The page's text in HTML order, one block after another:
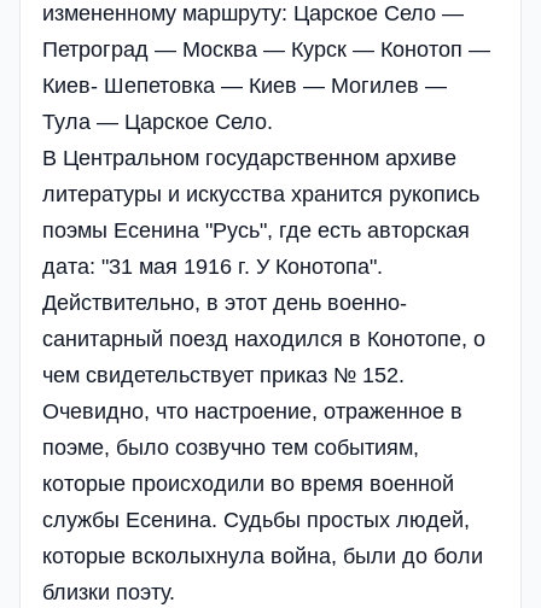
измененному маршруту: Царское Село —
Петроград — Москва — Курск — Конотоп —
Киев- Шепетовка — Киев — Могилев —
Тула — Царское Село.
В Центральном государственном архиве
литературы и искусства хранится рукопись
поэмы Есенина "Русь", где есть авторская
дата: "31 мая 1916 г. У Конотопа".
Действительно, в этот день военно-
санитарный поезд находился в Конотопе, о
чем свидетельствует приказ № 152.
Очевидно, что настроение, отраженное в
поэме, было созвучно тем событиям,
которые происходили во время военной
службы Есенина. Судьбы простых людей,
которые всколыхнула война, были до боли
близки поэту.